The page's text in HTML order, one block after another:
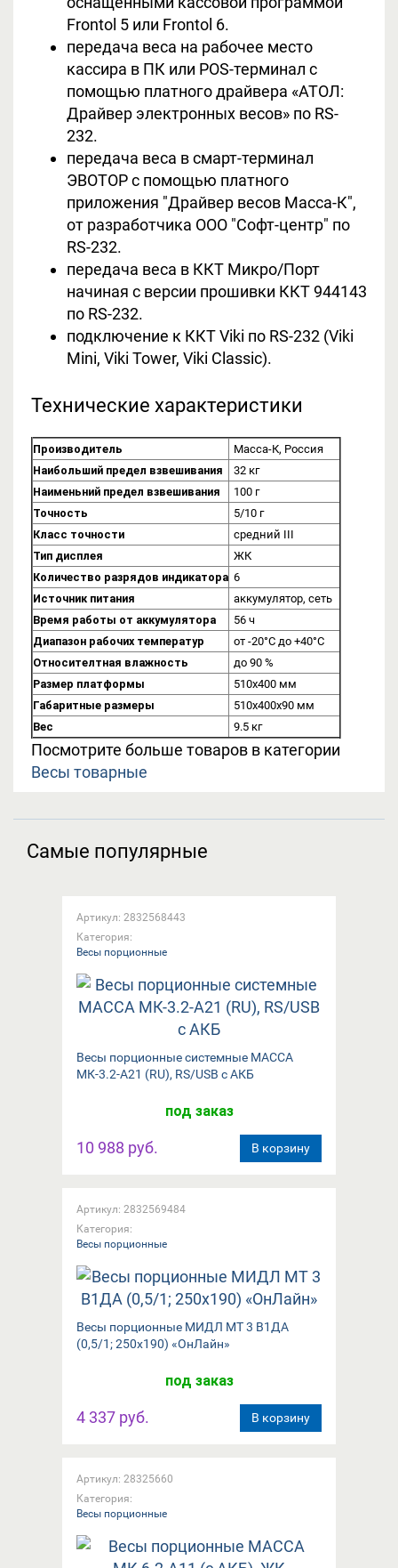
Frontol 5 или Frontol 6.
передача веса на рабочее место
кассира в ПК или POS-терминал с
помощью платного драйвера «АТОЛ:
Драйвер электронных весов» по RS-
232.
передача веса в смарт-терминал
ЭВОТОР с помощью платного
приложения "Драйвер весов Масса-К",
от разработчика ООО "Софт-центр" по
RS-232.
передача веса в ККТ Микро/Порт
начиная с версии прошивки ККТ 944143
по RS-232.
подключение к ККТ Viki по RS-232 (Viki
Mini, Viki Tower, Viki Classic).
Технические характеристики
Производитель
Масса-К, Россия
Наибольший предел взвешивания
32 кг
Наименьний предел взвешивания
100 г
Точность
5/10 г
Класс точности
средний III
Тип дисплея
ЖК
Количество разрядов индикатора 6
Источник питания
аккумулятор, сеть
Время работы от аккумулятора
56 ч
Диапазон рабочих температур
от -20°C до +40°C
Относителтная влажность
до 90 %
Размер платформы
510х400 мм
Габаритные размеры
510х400х90 мм
Вес
9.5 кг
Посмотрите больше товаров в категории
Весы товарные
Самые популярные
Артикул: 2832568443
Категория:
Весы порционные
Весы порционные системные МАССА
МК-3.2-А21 (RU), RS/USB с АКБ
под заказ
10 988 руб. В корзину
Артикул: 2832569484
Категория:
Весы порционные
Весы порционные МИДЛ МТ 3 В1ДА
(0,5/1; 250х190) «ОнЛайн»
под заказ
4 337 руб. В корзину
Артикул: 28325660
Категория:
Весы порционные